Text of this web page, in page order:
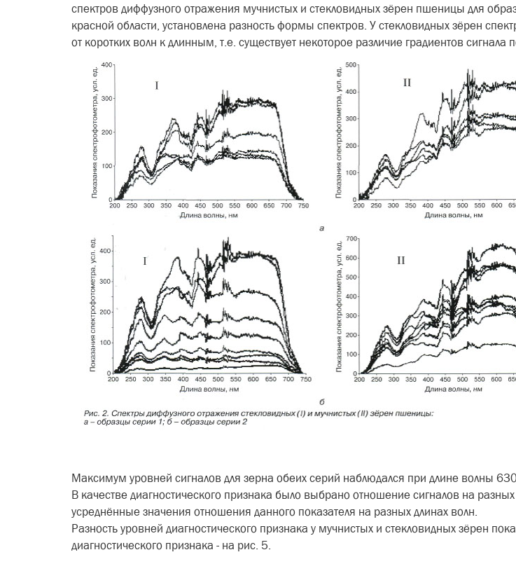
спектров диффузного отражения мучни­стых и стекловидных зёрен пше­ницы для
красной области, установлена разность формы спектров. У стекловидных зёрен
от коротких волн к длин­ным, т.е. существует некоторое различие градиентов сигнала
Максимум уровней сигналов для зерна обеих серий наблюдался при длине волны
В качестве диагностического признака было выбрано отноше­ние сигналов на
усреднённые зна­чения отношения данного показа­теля на разных длинах волн.
Разность уровней диагностиче­ского признака у мучнистых и сте­кловидных зёрен
диагностического признака - на рис. 5.